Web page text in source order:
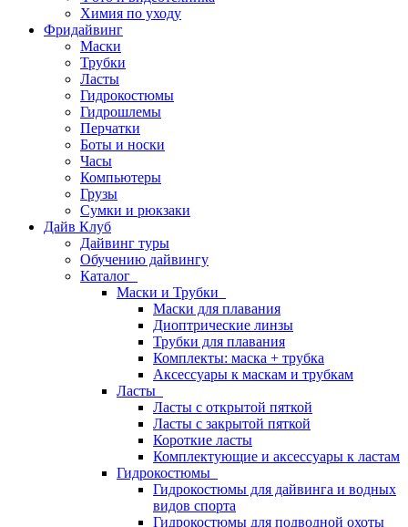
Химия по уходу
Фридайвинг
Маски
Трубки
Ласты
Гидрокостюмы
Гидрошлемы
Перчатки
Боты и носки
Часы
Компьютеры
Грузы
Сумки и рюкзаки
Дайв Клуб
Дайвинг туры
Обучению дайвингу
Каталог
Маски и Трубки
Маски для плавания
Диоптрические линзы
Трубки для плавания
Комплекты: маска + трубка
Аксессуары к маскам и трубкам
Ласты
Ласты с открытой пяткой
Ласты с закрытой пяткой
Короткие ласты
Комплектующие и аксессуары к ластам
Гидрокостюмы
Гидрокостюмы для дайвинга и водных
видов спорта
Гидрокостюмы для подводной охоты